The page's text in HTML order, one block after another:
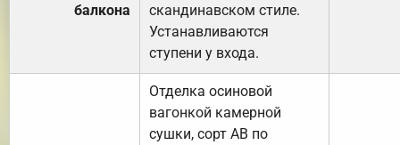
балкона
скандинавском стиле.
Устанавливаются
ступени у входа.
Отделка осиновой
вагонкой камерной
сушки, сорт АВ по